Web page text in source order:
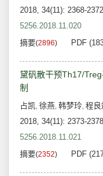
2018, 34(11): 2368-
5256.2018.11.020
摘要(2896) PDF
黛矾散干预Th17/
制
占凯, 徐燕, 韩梦玲, 程良
2018, 34(11): 2373-
5256.2018.11.021
摘要(2352) PDF